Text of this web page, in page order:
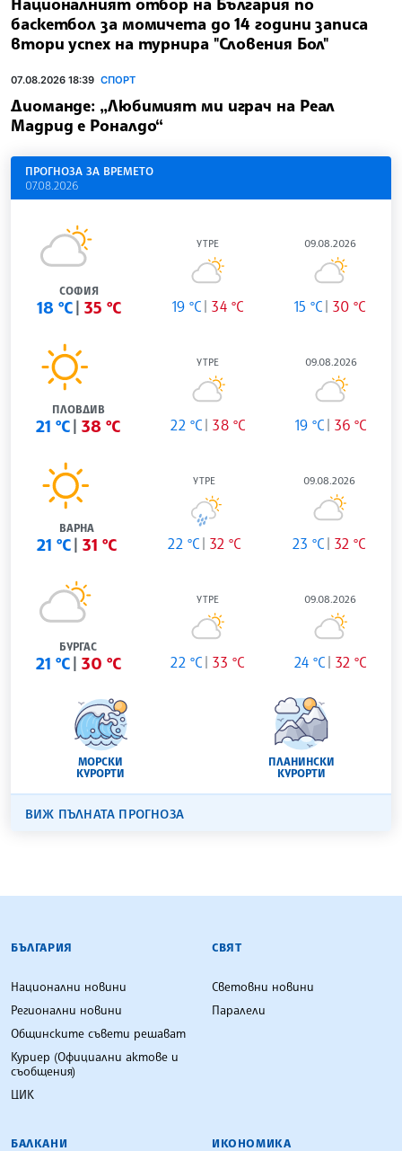
баскетбол за момичета до 14 години записа
втори успех на турнира "Словения Бол"
07.08.2026 18:39 СПОРТ
Диоманде: „Любимият ми играч на Реал
Мадрид е Роналдо“
ПРОГНОЗА ЗА ВРЕМЕТО
07.08.2026
СОФИЯ
18 °C 35 °C
УТРЕ
19 °C 34 °C
09.08.2026
15 °C 30 °C
ПЛОВДИВ
21 °C 38 °C
УТРЕ
22 °C 38 °C
09.08.2026
19 °C 36 °C
ВАРНА
21 °C 31 °C
УТРЕ
22 °C 32 °C
09.08.2026
23 °C 32 °C
БУРГАС
21 °C 30 °C
УТРЕ
22 °C 33 °C
09.08.2026
24 °C 32 °C
МОРСКИ
КУРОРТИ
ПЛАНИНСКИ
КУРОРТИ
ВИЖ ПЪЛНАТА ПРОГНОЗА
БЪЛГАРСКА ТЕЛЕГРАФНА АГЕНЦИЯ
БЪЛГАРИЯ
Национални новини
Регионални новини
Общинските съвети решават
Куриер (Официални актове и
съобщения)
ЦИК
СВЯТ
Световни новини
Паралели
БАЛКАНИ ИКОНОМИКА